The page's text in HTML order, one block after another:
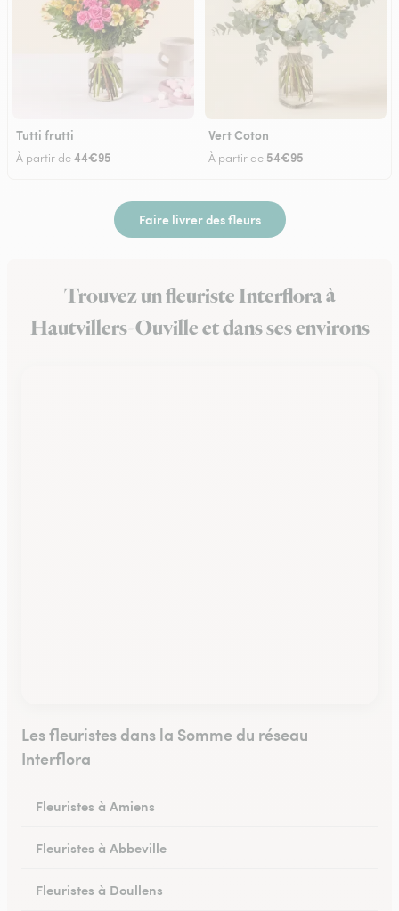
Tutti frutti
À partir de44€95
Vert Coton
À partir de 54€95
Faire livrer des fleurs
Trouvez un fleuriste Interflora à
Hautvillers-Ouville et dans ses environs
Les fleuristes dans la Somme du réseau
Interflora
Fleuristes à Amiens
Fleuristes à Abbeville
Fleuristes à Doullens